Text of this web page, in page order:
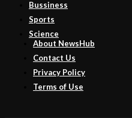
Bussiness
Sports
Science
About NewsHub
Contact Us
Privacy Policy
Terms of Use